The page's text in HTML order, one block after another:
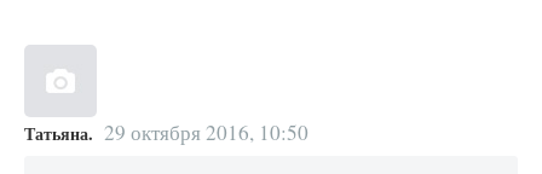
Татьяна. 29 октября 2016, 10:50